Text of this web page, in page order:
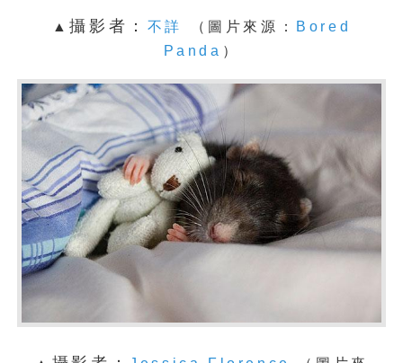
▲攝影者： 不詳 （圖片來源：
Bored
Panda ）